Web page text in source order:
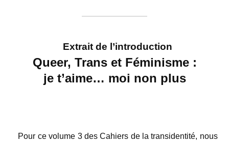
Extrait de l’introduction
Queer, Trans et Féminisme :
je t’aime… moi non plus
Pour ce volume 3 des Cahiers de la transidentité, nous